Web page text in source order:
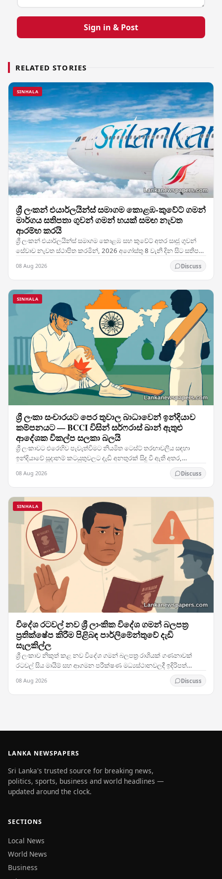
Sign in & Post
RELATED STORIES
SINHALA
ශ්‍රී ලංකන් එයාර්ලයින්ස් සමාගම කොළඹ-කුවේට් ගමන්
මාර්ගය සතිපතා ගුවන් ගමන් හයක් සමඟ නැවත
ආරම්භ කරයි
ශ්‍රී ලංකන් එයාර්ලයින්ස් සමාගම කොළඹ සහ කුවේට් අතර සෘජු ගුවන්
සේවාව නැවත ස්ථාපිත කරමින්, 2026 අගෝස්තු 8 වැනි දින සිට සතිපතා
08 Aug 2026 Discuss
SINHALA
ශ්‍රී ලංකා සංචාරයට පෙර තුවාල බාධාවෙන් ඉන්දියාව
කම්පනයට — BCCI විසින් සර්ෆරාස් ඛාන් ඇතුළු
ආදේශක විකල්ප සලකා බලයි
ශ්‍රී ලංකාවට එරෙහිව පැවැත්වීමට නියමිත ටෙස්ට් තරඟාවලිය සඳහා
ඉන්දියාවේ සූදානම් කටයුතුවලට දැඩි අනතුරක් සිදු වී ඇති අතර,
08 Aug 2026 Discuss
SINHALA
විදේශ රටවල් නව ශ්‍රී ලාංකික විදේශ ගමන් බලපත්‍ර
ප්‍රතික්ෂේප කිරීම පිළිබඳ පාර්ලිමේන්තුවේ දැඩි
සැලකිල්ල
ශ්‍රී ලංකාව නිකුත් කළ නව විදේශ ගමන් බලපත්‍ර රාශියක් ගණනාවක්
රටවල් සිය මායිම් සහ ආගමන පරීක්ෂණ මධ්‍යස්ථානවලදී ඉදිරිපත්
08 Aug 2026 Discuss
LANKA NEWSPAPERS
Sri Lanka's trusted source for breaking news,
politics, sports, business and world headlines —
updated around the clock.
SECTIONS
Local News
World News
Business